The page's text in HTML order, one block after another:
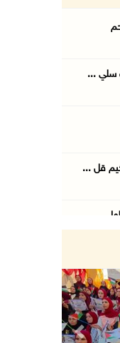
سلي ...
قل ...
...
Previous